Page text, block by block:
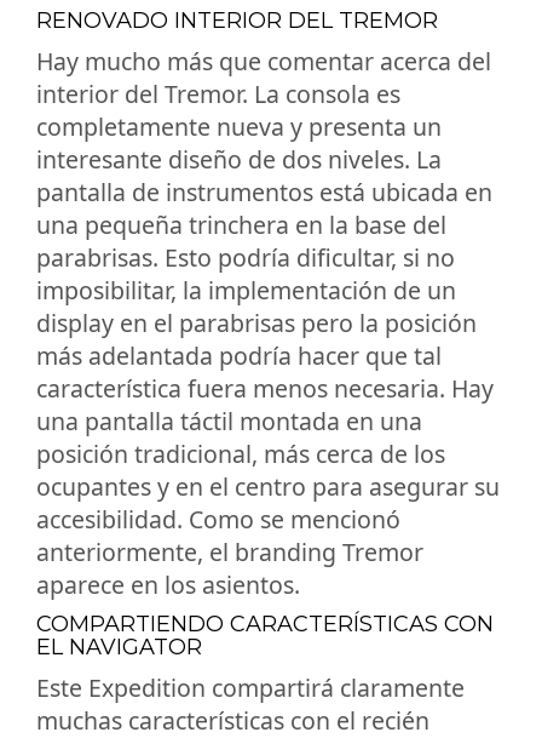
RENOVADO INTERIOR DEL TREMOR
Hay mucho más que comentar acerca del
interior del Tremor. La consola es
completamente nueva y presenta un
interesante diseño de dos niveles. La
pantalla de instrumentos está ubicada en
una pequeña trinchera en la base del
parabrisas. Esto podría dificultar, si no
imposibilitar, la implementación de un
display en el parabrisas pero la posición
más adelantada podría hacer que tal
característica fuera menos necesaria. Hay
una pantalla táctil montada en una
posición tradicional, más cerca de los
ocupantes y en el centro para asegurar su
accesibilidad. Como se mencionó
anteriormente, el branding Tremor
aparece en los asientos.
COMPARTIENDO CARACTERÍSTICAS CON
EL NAVIGATOR
Este Expedition compartirá claramente
muchas características con el recién